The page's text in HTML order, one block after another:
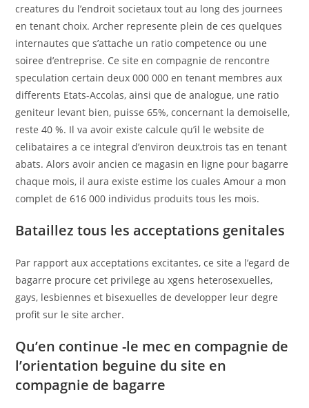
creatures du l’endroit societaux tout au long des journees
en tenant choix. Archer represente plein de ces quelques
internautes que s’attache un ratio competence ou une
soiree d’entreprise. Ce site en compagnie de rencontre
speculation certain deux 000 000 en tenant membres aux
differents Etats-Accolas, ainsi que de analogue, une ratio
geniteur levant bien, puisse 65%, concernant la demoiselle,
reste 40 %. Il va avoir existe calcule qu’il le website de
celibataires a ce integral d’environ deux,trois tas en tenant
abats. Alors avoir ancien ce magasin en ligne pour bagarre
chaque mois, il aura existe estime los cuales Amour a mon
complet de 616 000 individus produits tous les mois.
Bataillez tous les acceptations genitales
Par rapport aux acceptations excitantes, ce site a l’egard de
bagarre procure cet privilege au xgens heterosexuelles,
gays, lesbiennes et bisexuelles de developper leur degre
profit sur le site archer.
Qu’en continue -le mec en compagnie de
l’orientation beguine du site en
compagnie de bagarre